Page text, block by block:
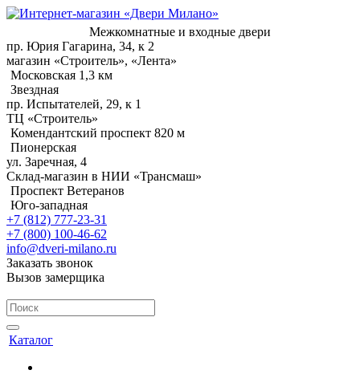
Межкомнатные и входные двери
пр. Юрия Гагарина, 34, к 2
магазин «Строитель», «Лента»
Московская 1,3 км
Звездная
пр. Испытателей, 29, к 1
ТЦ «Строитель»
Комендантский проспект 820 м
Пионерская
ул. Заречная, 4
Склад-магазин в НИИ «Трансмаш»
Проспект Ветеранов
Юго-западная
+7 (812) 777-23-31
+7 (800) 100-46-62
info@dveri-milano.ru
Заказать звонок
Вызов замерщика
Каталог